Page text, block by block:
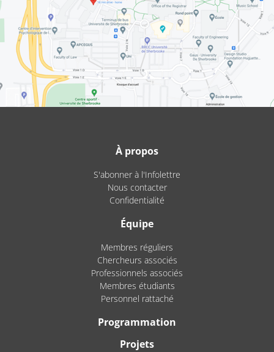
À propos
S'abonner à l'Infolettre
Nous contacter
Confidentialité
Équipe
Membres réguliers
Chercheurs associés
Professionnels associés
Membres étudiants
Personnel rattaché
Programmation
Projets